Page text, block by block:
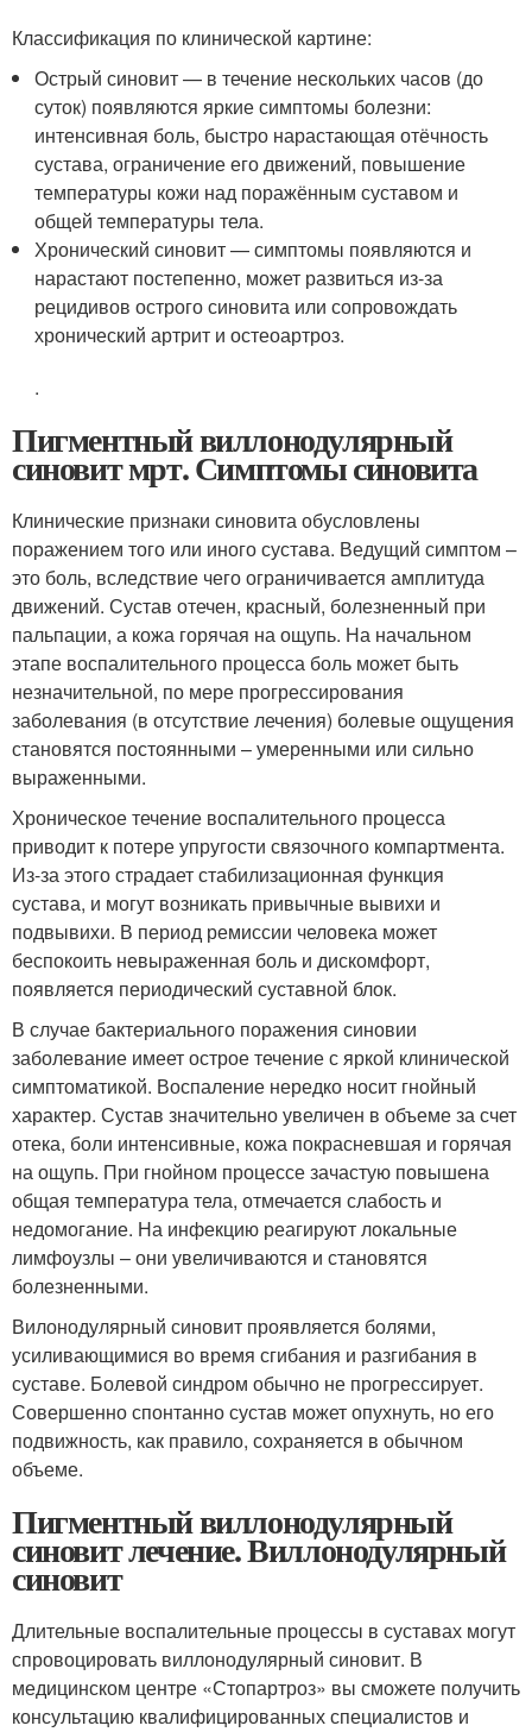
Классификация по клинической картине:
Острый синовит — в течение нескольких часов (до
суток) появляются яркие симптомы болезни:
интенсивная боль, быстро нарастающая отёчность
сустава, ограничение его движений, повышение
температуры кожи над поражённым суставом и
общей температуры тела.
Хронический синовит — симптомы появляются и
нарастают постепенно, может развиться из-за
рецидивов острого синовита или сопровождать
хронический артрит и остеоартроз.
.
Пигментный виллонодулярный
синовит мрт. Симптомы синовита
Клинические признаки синовита обусловлены
поражением того или иного сустава. Ведущий симптом –
это боль, вследствие чего ограничивается амплитуда
движений. Сустав отечен, красный, болезненный при
пальпации, а кожа горячая на ощупь. На начальном
этапе воспалительного процесса боль может быть
незначительной, по мере прогрессирования
заболевания (в отсутствие лечения) болевые ощущения
становятся постоянными – умеренными или сильно
выраженными.
Хроническое течение воспалительного процесса
приводит к потере упругости связочного компартмента.
Из-за этого страдает стабилизационная функция
сустава, и могут возникать привычные вывихи и
подвывихи. В период ремиссии человека может
беспокоить невыраженная боль и дискомфорт,
появляется периодический суставной блок.
В случае бактериального поражения синовии
заболевание имеет острое течение с яркой клинической
симптоматикой. Воспаление нередко носит гнойный
характер. Сустав значительно увеличен в объеме за счет
отека, боли интенсивные, кожа покрасневшая и горячая
на ощупь. При гнойном процессе зачастую повышена
общая температура тела, отмечается слабость и
недомогание. На инфекцию реагируют локальные
лимфоузлы – они увеличиваются и становятся
болезненными.
Вилонодулярный синовит проявляется болями,
усиливающимися во время сгибания и разгибания в
суставе. Болевой синдром обычно не прогрессирует.
Совершенно спонтанно сустав может опухнуть, но его
подвижность, как правило, сохраняется в обычном
объеме.
Пигментный виллонодулярный
синовит лечение. Виллонодулярный
синовит
Длительные воспалительные процессы в суставах могут
спровоцировать виллонодулярный синовит. В
медицинском центре «Стопартроз» вы сможете получить
консультацию квалифицированных специалистов и